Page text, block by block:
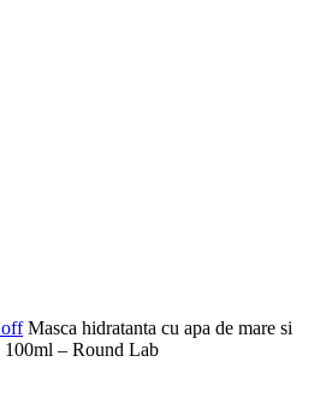
offMasca hidratanta cu apa de mare si
– Round Lab